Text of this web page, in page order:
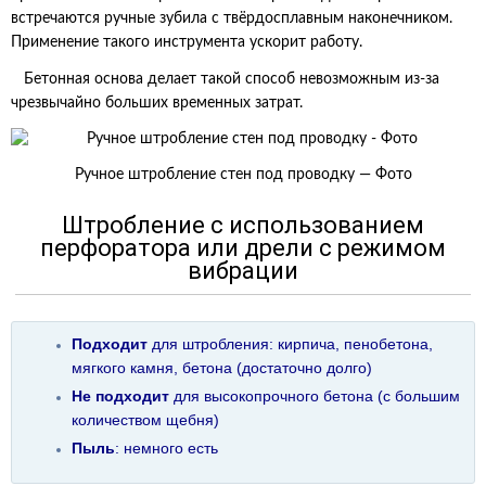
встречаются ручные зубила с твёрдосплавным наконечником.
Применение такого инструмента ускорит работу.
Бетонная основа делает такой способ невозможным из-за
чрезвычайно больших временных затрат.
Ручное штробление стен под проводку — Фото
Штробление с использованием
перфоратора или дрели с режимом
вибрации
Подходит для штробления: кирпича, пенобетона,
мягкого камня, бетона (достаточно долго)
Не подходит для высокопрочного бетона (с большим
количеством щебня)
Пыль: немного есть